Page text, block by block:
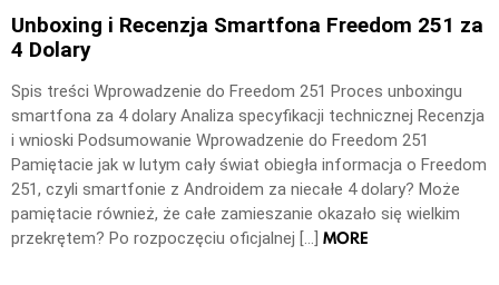
Unboxing i Recenzja Smartfona Freedom 251 za
4 Dolary
Spis treści Wprowadzenie do Freedom 251 Proces unboxingu
smartfona za 4 dolary Analiza specyfikacji technicznej Recenzja
i wnioski Podsumowanie Wprowadzenie do Freedom 251
Pamiętacie jak w lutym cały świat obiegła informacja o Freedom
251, czyli smartfonie z Androidem za niecałe 4 dolary? Może
pamiętacie również, że całe zamieszanie okazało się wielkim
przekrętem? Po rozpoczęciu oficjalnej […] MORE